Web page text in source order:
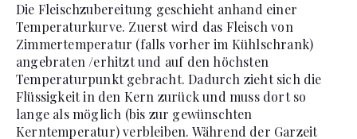
Die Fleischzubereitung geschieht anhand einer
Temperaturkurve. Zuerst wird das Fleisch von
Zimmertemperatur (falls vorher im Kühlschrank)
angebraten /erhitzt und auf den höchsten
Temperaturpunkt gebracht. Dadurch zieht sich die
Flüssigkeit in den Kern zurück und muss dort so
lange als möglich (bis zur gewünschten
Kerntemperatur) verbleiben. Während der Garzeit